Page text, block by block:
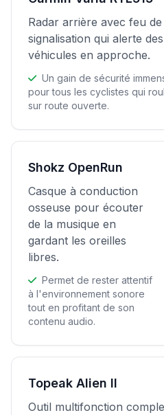
Radar arrière avec feu de
signalisation qui alerte des
véhicules en approche.
Un gain de sécurité
pour tous les cyclistes qui
sur route ouverte.
Shokz OpenRun
Casque à conduction
osseuse pour écouter
de la musique en
gardant les oreilles
libres.
Permet de rester attentif
à l'environnement sonore
tout en profitant de son
contenu audio.
Topeak Alien II
Outil multifonction